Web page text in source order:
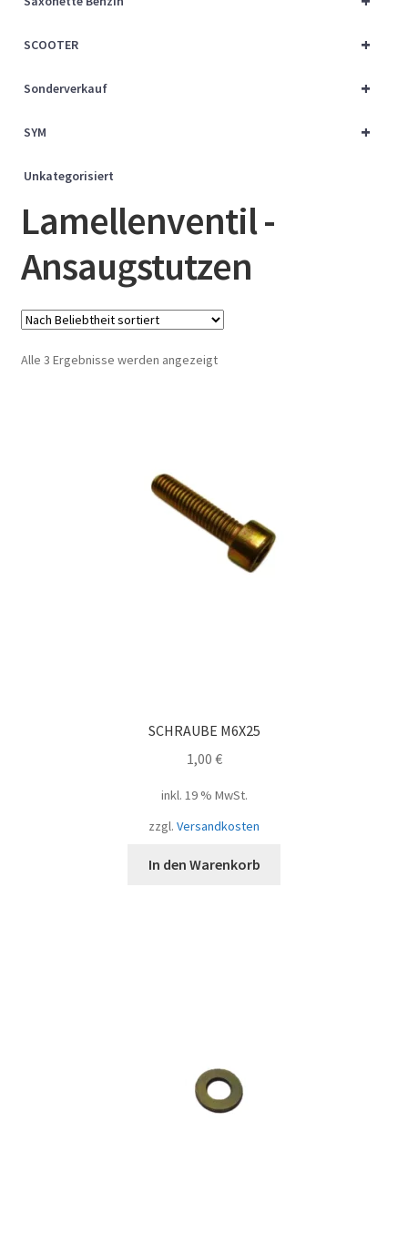
+
SCOOTER
+
Sonderverkauf
+
SYM
Unkategorisiert
Lamellenventil -
Ansaugstutzen
Alle 3 Ergebnisse werden angezeigtNach
SCHRAUBE M6X25
1,00 €
inkl. 19 % MwSt.
zzgl. Versandkosten
In den Warenkorb